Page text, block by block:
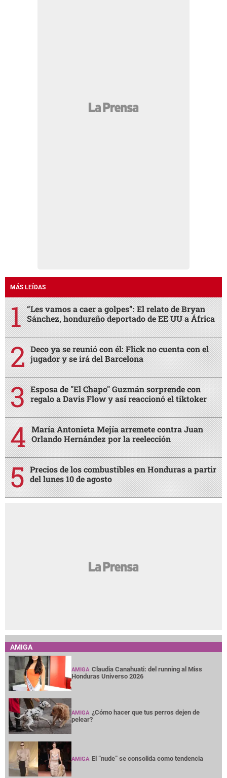
MÁS LEÍDAS
“Les vamos a caer a golpes”: El relato de Bryan
Sánchez, hondureño deportado de EE UU a África
Deco ya se reunió con él: Flick no cuenta con el
jugador y se irá del Barcelona
Esposa de "El Chapo" Guzmán sorprende con
regalo a Davis Flow y así reaccionó el tiktoker
María Antonieta Mejía arremete contra Juan
Orlando Hernández por la reelección
Precios de los combustibles en Honduras a partir
del lunes 10 de agosto
AMIGA
AMIGA Claudia Canahuati: del running al Miss
Honduras Universo 2026
AMIGA ¿Cómo hacer que tus perros dejen de
pelear?
AMIGA El “nude” se consolida como tendencia